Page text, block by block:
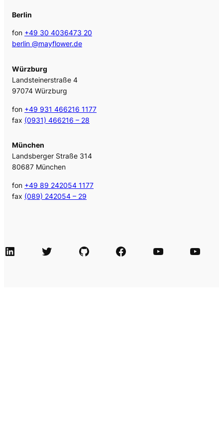
Berlin
fon +49 30 4036473 20
berlin @mayflower.de
Würzburg
Landsteinerstraße 4
97074 Würzburg
fon +49 931 466216 1177
fax (0931) 466216 – 28
München
Landsberger Straße 314
80687 München
fon +49 89 242054 1177
fax (089) 242054 – 29
LinkedIn Twitter GitHub Facebook Agile Videos Tech-Videos